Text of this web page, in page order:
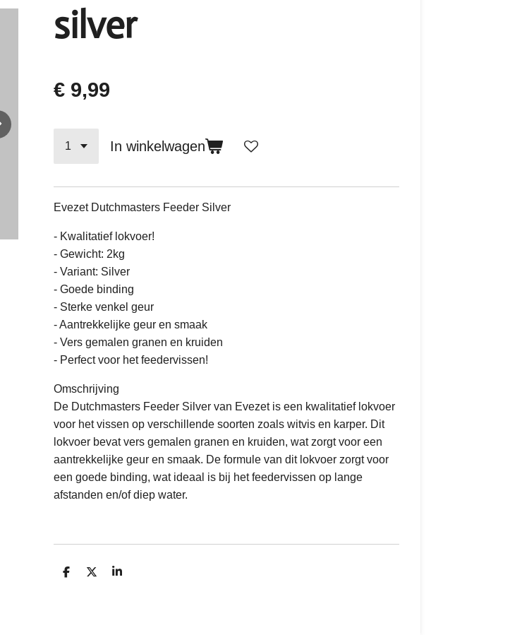
silver
€ 9,99
In winkelwagen
Evezet Dutchmasters Feeder Silver
- Kwalitatief lokvoer!
- Gewicht: 2kg
- Variant: Silver
- Goede binding
- Sterke venkel geur
- Aantrekkelijke geur en smaak
- Vers gemalen granen en kruiden
- Perfect voor het feedervissen!
Omschrijving
De Dutchmasters Feeder Silver van Evezet is een kwalitatief lokvoer
voor het vissen op verschillende soorten zoals witvis en karper. Dit
lokvoer bevat vers gemalen granen en kruiden, wat zorgt voor een
aantrekkelijke geur en smaak. De formule van dit lokvoer zorgt voor
een goede binding, wat ideaal is bij het feedervissen op lange
afstanden en/of diep water.
D
D
S